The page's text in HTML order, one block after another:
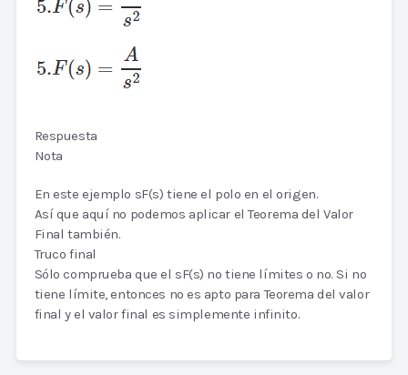
Respuesta
Nota
En este ejemplo sF(s) tiene el polo en el origen.
Así que aquí no podemos aplicar el Teorema del Valor
Final también.
Truco final
Sólo comprueba que el sF(s) no tiene límites o no. Si no
tiene límite, entonces no es apto para Teorema del valor
final y el valor final es simplemente infinito.